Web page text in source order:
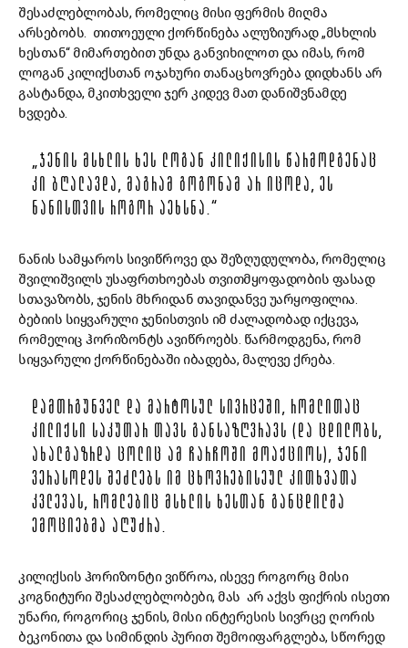
შესაძლებლობას, რომელიც მისი ფერმის მიღმა
არსებობს. თითოეული ქორწინება ალუზიურად „მსხლის
ხესთან“ მიმართებით უნდა განვიხილოთ და იმას, რომ
ლოგან კილიქსთან ოჯახური თანაცხოვრება დიდხანს არ
გასტანდა, მკითხველი ჯერ კიდევ მათ დანიშვნამდე
ხვდება.
„ᲯᲔᲜᲘᲡ ᲛᲡᲮᲚᲘᲡ ᲮᲔᲡ ᲚᲝᲒᲐᲜ ᲙᲘᲚᲘᲥᲘᲡᲘᲡ ᲬᲐᲠᲛᲝᲓᲒᲔᲜᲐᲪ
ᲙᲘ ᲑᲦᲐᲚᲐᲕᲓᲐ, ᲛᲐᲒᲠᲐᲛ ᲒᲝᲒᲝᲜᲐᲛ ᲐᲠ ᲘᲪᲝᲓᲐ, ᲔᲡ
ᲜᲐᲜᲘᲡᲗᲕᲘᲡ ᲠᲝᲒᲝᲠ ᲐᲔᲮᲡᲜᲐ.“
ნანის სამყაროს სივიწროვე და შეზღუდულობა, რომელიც
შვილიშვილს უსაფრთხოებას თვითმყოფადობის ფასად
სთავაზობს, ჯენის მხრიდან თავიდანვე უარყოფილია.
ბებიის სიყვარული ჯენისთვის იმ ძალადობად იქცევა,
რომელიც ჰორიზონტს ავიწროებს. წარმოდგენა, რომ
სიყვარული ქორწინებაში იბადება, მალევე ქრება.
ᲓᲐᲛᲗᲠᲒᲣᲜᲕᲔᲚ ᲓᲐ ᲛᲐᲠᲢᲝᲡᲣᲚ ᲡᲘᲕᲠᲪᲔᲨᲘ, ᲠᲝᲛᲚᲘᲗᲐᲪ
ᲙᲘᲚᲘᲥᲡᲘ ᲡᲐᲙᲣᲗᲐᲠ ᲗᲐᲕᲡ ᲒᲐᲜᲡᲐᲖᲦᲕᲠᲐᲕᲡ (ᲓᲐ ᲪᲓᲘᲚᲝᲑᲡ,
ᲐᲮᲐᲚᲒᲐᲖᲠᲓᲐ ᲪᲝᲚᲘᲪ ᲐᲛ ᲩᲐᲠᲩᲝᲨᲘ ᲛᲝᲐᲥᲪᲘᲝᲡ), ᲯᲔᲜᲘ
ᲕᲔᲠᲐᲡᲝᲓᲔᲡ ᲨᲔᲫᲚᲔᲑᲡ ᲘᲛ ᲪᲮᲝᲕᲠᲔᲑᲘᲡᲔᲣᲚ ᲙᲘᲗᲮᲕᲐᲗᲐ
ᲙᲕᲚᲔᲕᲐᲡ, ᲠᲝᲛᲚᲔᲑᲘᲪ ᲛᲡᲮᲚᲘᲡ ᲮᲔᲡᲗᲐᲜ ᲒᲐᲜᲪᲓᲘᲚᲛᲐ
ᲔᲛᲝᲪᲘᲔᲑᲛᲐ ᲐᲦᲣᲫᲠᲐ.
კილიქსის ჰორიზონტი ვიწროა, ისევე როგორც მისი
კოგნიტური შესაძლებლობები, მას არ აქვს ფიქრის ისეთი
უნარი, როგორიც ჯენის, მისი ინტერესის სივრცე ღორის
ბეკონითა და სიმინდის პურით შემოიფარგლება, სწორედ